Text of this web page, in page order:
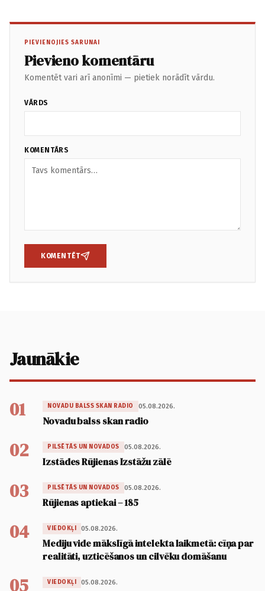
PIEVIENOJIES SARUNAI
Pievieno komentāru
Komentēt vari arī anonīmi — pietiek norādīt vārdu.
VĀRDS
KOMENTĀRS
KOMENTĒT
Jaunākie
01 NOVADU BALSS SKAN RADIO 05.08.2026.
Novadu balss skan radio
02 PILSĒTĀS UN NOVADOS 05.08.2026.
Izstādes Rūjienas Izstāžu zālē
03 PILSĒTĀS UN NOVADOS 05.08.2026.
Rūjienas aptiekai – 185
04 VIEDOKĻI 05.08.2026.
Mediju vide mākslīgā intelekta laikmetā: cīņa par
realitāti, uzticēšanos un cilvēku domāšanu
05 VIEDOKĻI 05.08.2026.